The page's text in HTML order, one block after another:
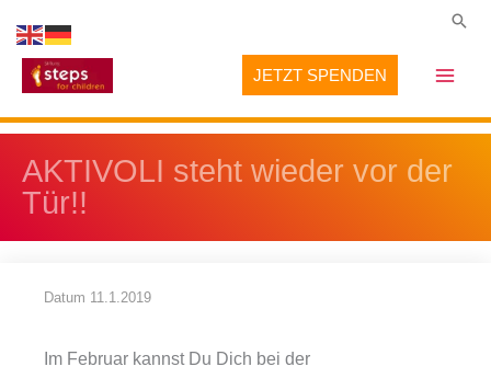
Inhalt
springen
JETZT SPENDEN
AKTIVOLI steht wieder vor der
Tür!!
Datum 11.1.2019
Im Februar kannst Du Dich bei der